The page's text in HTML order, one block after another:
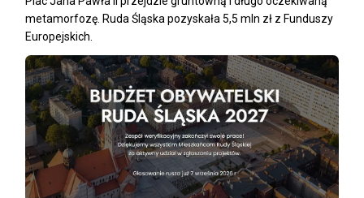
metamorfozę. Ruda Śląska pozyskała 5,5 mln zł z Funduszy
Europejskich.